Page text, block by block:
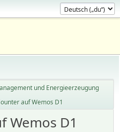
und Energieerzeugung
auf Wemos D1
Wemos D1